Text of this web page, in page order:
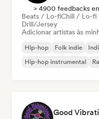
> 4900 feedbacks
Beats / Lo-fiChill / Lo-fi
Drill/Jersey
Adicionar artistas às
Hip-hop Folk indie
Hip-hop instrumental
Good